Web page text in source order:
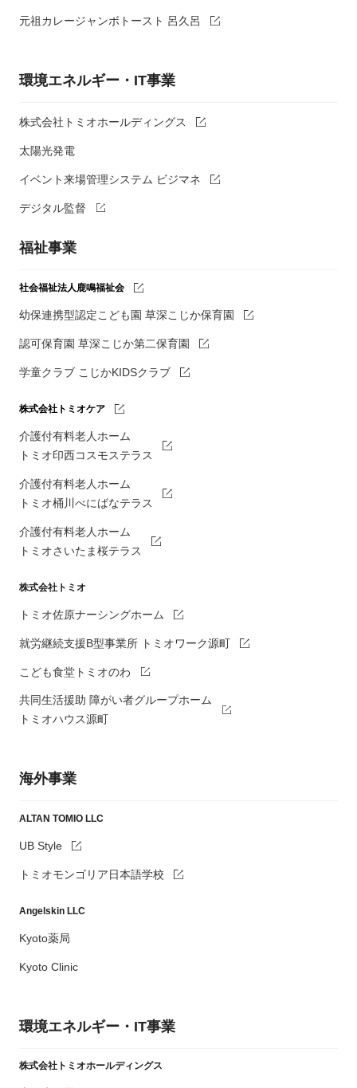
元祖カレージャンボトースト 呂久呂
環境エネルギー・IT事業
株式会社トミオホールディングス
太陽光発電
イベント来場管理システム ビジマネ
デジタル監督
福祉事業
社会福祉法人鹿鳴福祉会
幼保連携型認定こども園 草深こじか保育園
認可保育園 草深こじか第二保育園
学童クラブ こじかKIDSクラブ
株式会社トミオケア
介護付有料老人ホーム
トミオ印西コスモステラス
介護付有料老人ホーム
トミオ桶川べにばなテラス
介護付有料老人ホーム
トミオさいたま桜テラス
株式会社トミオ
トミオ佐原ナーシングホーム
就労継続支援B型事業所 トミオワーク源町
こども食堂トミオのわ
共同生活援助 障がい者グループホーム
トミオハウス源町
海外事業
ALTAN TOMIO LLC
UB Style
トミオモンゴリア日本語学校
Angelskin LLC
Kyoto薬局
Kyoto Clinic
環境エネルギー・IT事業
株式会社トミオホールディングス